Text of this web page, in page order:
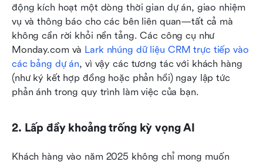
động kích hoạt một dòng thời gian dự án, giao nhiệm
vụ và thông báo cho các bên liên quan—tất cả mà
không cần rời khỏi nền tảng. Các công cụ như
Monday.com và Lark nhúng dữ liệu CRM trực tiếp vào
các bảng dự án, vì vậy các tương tác với khách hàng
(như ký kết hợp đồng hoặc phản hồi) ngay lập tức
phản ánh trong quy trình làm việc của bạn.
2. Lấp đầy khoảng trống kỳ vọng AI
Khách hàng vào năm 2025 không chỉ mong muốn